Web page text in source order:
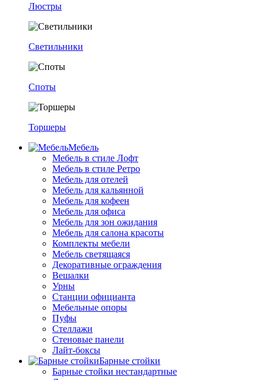
Люстры
Светильники
Споты
Торшеры
Мебель
Мебель в стиле Лофт
Мебель в стиле Ретро
Мебель для отелей
Мебель для кальянной
Мебель для кофеен
Мебель для офиса
Мебель для зон ожидания
Мебель для салона красоты
Комплекты мебели
Мебель светящаяся
Декоративные ограждения
Вешалки
Урны
Станции официанта
Мебельные опоры
Пуфы
Стеллажи
Стеновые панели
Лайт-боксы
Барные стойки
Барные стойки нестандартные